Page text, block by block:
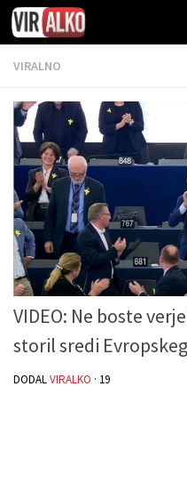
VIRALNO
VIDEO: Ne boste
storil sredi
DODALVIRALKO · 19